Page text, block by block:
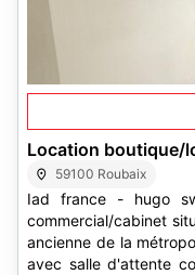
Location boutique/
59100 Roubaix
Iad france - hugo
commercial/cabinet
ancienne de la métropole lilloise. il se
avec salle d'attente